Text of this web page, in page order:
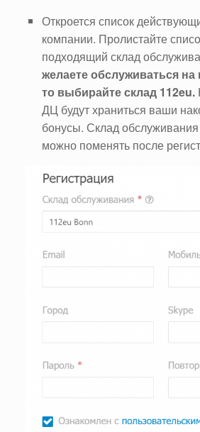
Откроется список
компании. Пролистайте
подходящий склад
желаете обслуживаться
то выбирайте склад 112eu.
ДЦ будут храниться ваши
бонусы. Склад
можно поменять после